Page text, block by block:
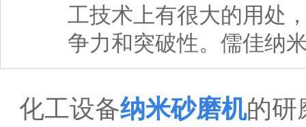
工技术上有很大的用处
争力和突破性。儒佳纳
化工设备纳米砂磨机的研